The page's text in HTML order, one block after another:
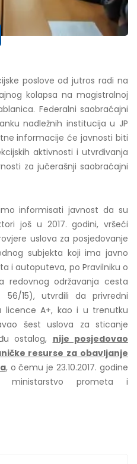
poslove od jutros radi na
kolapsa na magistralnoj
Federalni saobraćajni
nadležnih institucija u JP
informacije će javnosti biti
aktivnosti i utvrđivanja
za jučerašnji saobraćajni
informisati javnost da su
još u 2017. godini, vršeći
uslova za posjedovanje
subjekta koji ima javno
i autoputeva, po Pravilniku o
redovnog održavanja cesta
56/15), utvrdili da privredni
licence A+, kao i u trenutku
šest uslova za sticanje
ostalog, nije posjedovao
resurse za obavljanje
, o čemu je 23.10.2017. godine
ministarstvo prometa i